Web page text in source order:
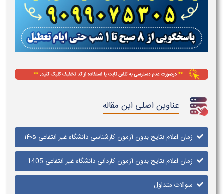
عناوین اصلی این مقاله
زمان اعلام نتایج بدون آزمون کارشناسی دانشگاه غیر انتفاعی ۱۴۰۵​
زمان اعلام نتایج بدون آزمون کاردانی دانشگاه غیر انتفاعی 1405
سوالات متداول